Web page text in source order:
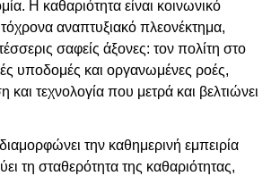
Η καθαριότητα είναι κοινωνικό
αναπτυξιακό πλεονέκτημα,
σαφείς άξονες: τον πολίτη στο
υποδομές και οργανωμένες ροές,
και τεχνολογία που μετρά και βελτιώνει
την καθημερινή εμπειρία
τη σταθερότητα της καθαριότητας,